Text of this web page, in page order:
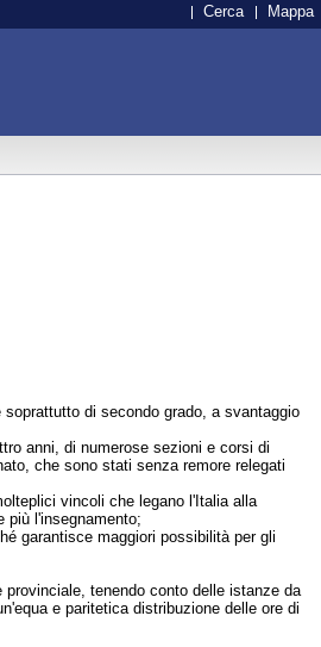
Cerca Mappa
di secondo grado, a svantaggio
anni, di numerose sezioni e corsi di
che sono stati senza remore relegati
vincoli che legano l'Italia alla
più l'insegnamento;
garantisce maggiori possibilità per gli
tenendo conto delle istanze da
e paritetica distribuzione delle ore di